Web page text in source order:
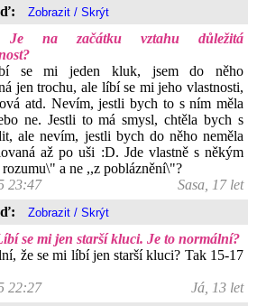
Je na začátku vztahu důležitá
se mi jeden kluk, jsem do něho
jen trochu, ale líbí se mi jeho vlastnosti,
atd. Nevím, jestli bych to s ním měla
ne. Jestli to má smysl, chtěla bych s
ale nevím, jestli bych do něho neměla
až po uši :D. Jde vlastně s někým
a ne ,,z pobláznění\"?
23:47
Sasa, 17 let
se mi jen starší kluci. Je to normální?
že se mi líbí jen starší kluci? Tak 15-17
22:27
Já, 13 let